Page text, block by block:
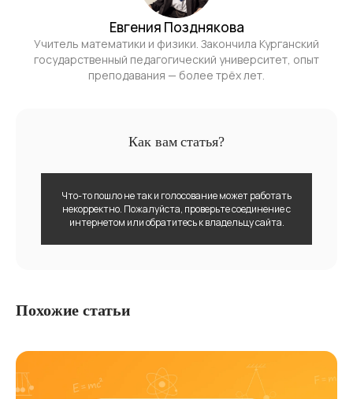
Евгения Позднякова
Учитель математики и физики. Закончила Курганский
государственный педагогический университет, опыт
преподавания — более трёх лет.
Как вам статья?
Что-то пошло не так и голосование может работать
некорректно. Пожалуйста, проверьте соединение с
интернетом или обратитесь к владельцу сайта.
Похожие статьи